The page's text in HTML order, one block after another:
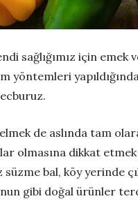
sağlığımız için
de aslında tam
olmasına dikkat
bal, köy yerinde
gibi doğal ürünler